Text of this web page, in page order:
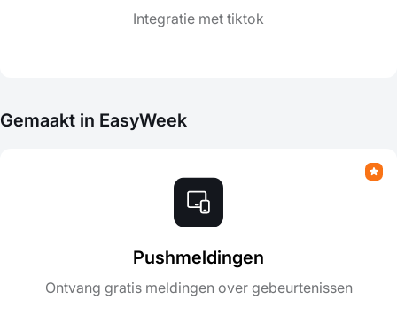
Integratie met tiktok
Gemaakt in EasyWeek
Pushmeldingen
Ontvang gratis meldingen over gebeurtenissen